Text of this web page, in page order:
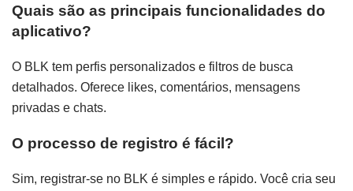
Quais são as principais funcionalidades do
aplicativo?
O BLK tem perfis personalizados e filtros de busca
detalhados. Oferece likes, comentários, mensagens
privadas e chats.
O processo de registro é fácil?
Sim, registrar-se no BLK é simples e rápido. Você cria seu